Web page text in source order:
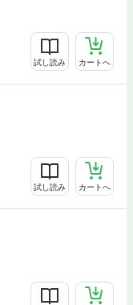
試し読み カートへ
試し読み カートへ